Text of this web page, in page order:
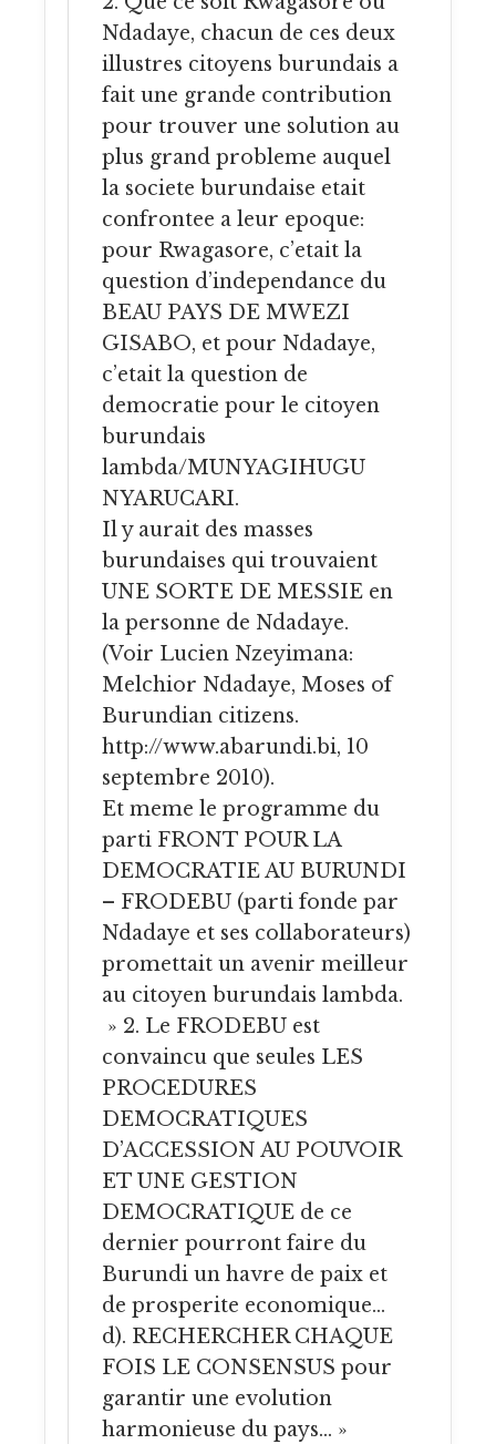
Ndadaye, chacun de ces deux
illustres citoyens burundais a
fait une grande contribution
pour trouver une solution au
plus grand probleme auquel
la societe burundaise etait
confrontee a leur epoque:
pour Rwagasore, c’etait la
question d’independance du
BEAU PAYS DE MWEZI
GISABO, et pour Ndadaye,
c’etait la question de
democratie pour le citoyen
burundais
lambda/MUNYAGIHUGU
NYARUCARI.
Il y aurait des masses
burundaises qui trouvaient
UNE SORTE DE MESSIE en
la personne de Ndadaye.
(Voir Lucien Nzeyimana:
Melchior Ndadaye, Moses of
Burundian citizens.
http://www.abarundi.bi, 10
septembre 2010).
Et meme le programme du
parti FRONT POUR LA
DEMOCRATIE AU BURUNDI
– FRODEBU (parti fonde par
Ndadaye et ses collaborateurs)
promettait un avenir meilleur
au citoyen burundais lambda.
» 2. Le FRODEBU est
convaincu que seules LES
PROCEDURES
DEMOCRATIQUES
D’ACCESSION AU POUVOIR
ET UNE GESTION
DEMOCRATIQUE de ce
dernier pourront faire du
Burundi un havre de paix et
de prosperite economique…
d). RECHERCHER CHAQUE
FOIS LE CONSENSUS pour
garantir une evolution
harmonieuse du pays… »